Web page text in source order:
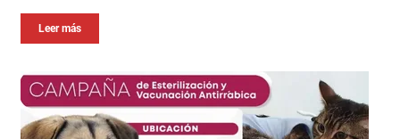
Leer más